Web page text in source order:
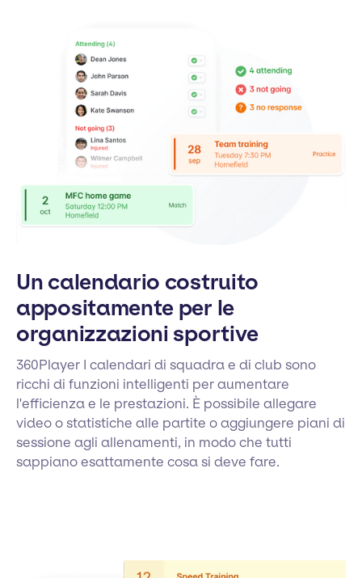
Un calendario costruito
appositamente per le
organizzazioni sportive
360Player I calendari di squadra e di club sono
ricchi di funzioni intelligenti per aumentare
l'efficienza e le prestazioni. È possibile allegare
video o statistiche alle partite o aggiungere piani di
sessione agli allenamenti, in modo che tutti
sappiano esattamente cosa si deve fare.